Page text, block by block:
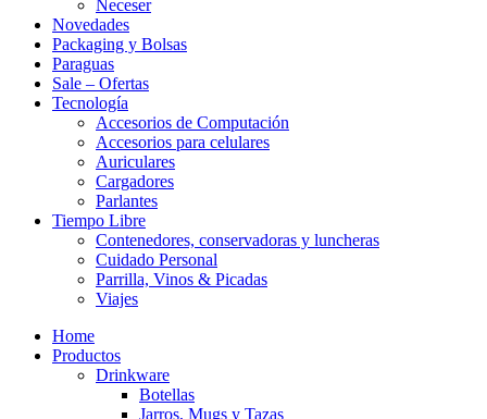
Neceser
Novedades
Packaging y Bolsas
Paraguas
Sale – Ofertas
Tecnología
Accesorios de Computación
Accesorios para celulares
Auriculares
Cargadores
Parlantes
Tiempo Libre
Contenedores, conservadoras y luncheras
Cuidado Personal
Parrilla, Vinos & Picadas
Viajes
Home
Productos
Drinkware
Botellas
Jarros, Mugs y Tazas